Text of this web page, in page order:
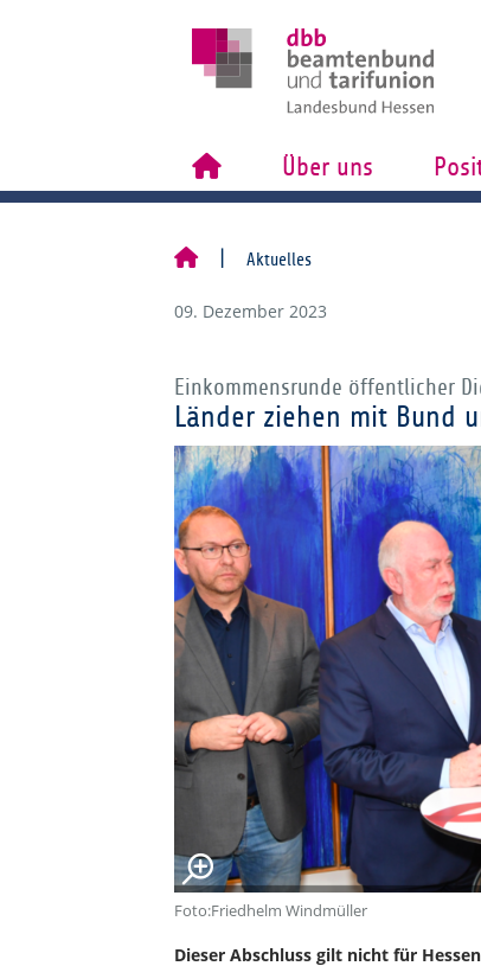
Über uns
Aktuelles
09. Dezember 2023
Einkommensrunde öffentlicher
Länder ziehen mit Bund
Foto:Friedhelm Windmüller
Dieser Abschluss gilt nicht für